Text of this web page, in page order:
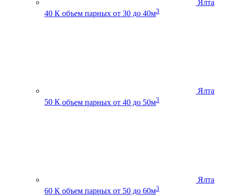
Ялта
40 К объем парных от 30 до 40м3
Ялта
50 К объем парных от 40 до 50м3
Ялта
60 К объем парных от 50 до 60м3